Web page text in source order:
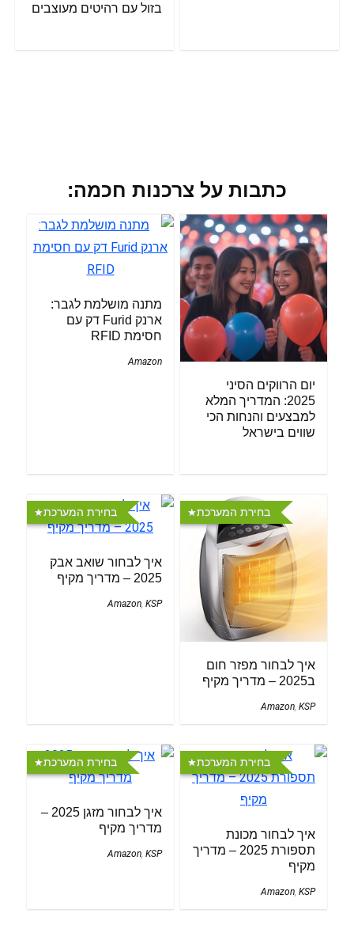
בזול עם רהיטים מעוצבים
כתבות על צרכנות חכמה:
יום הרווקים הסיני
2025: המדריך המלא
למבצעים והנחות הכי
שווים בישראל
מתנה מושלמת לגבר:
ארנק Furid דק עם
חסימת RFID
Amazon
בחירת המערכת
איך לבחור מפזר חום
ב2025 – מדריך מקיף
Amazon,KSP
בחירת המערכת
איך לבחור שואב אבק
2025 – מדריך מקיף
Amazon ,KSP
בחירת המערכת
איך לבחור מכונת
תספורת 2025 – מדריך
מקיף
Amazon,KSP
בחירת המערכת
איך לבחור מזגן 2025 –
מדריך מקיף
Amazon,KSP